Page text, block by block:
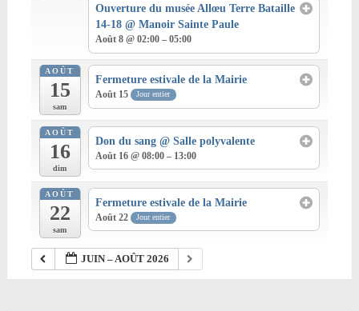
Ouverture du musée Allœu Terre Bataille
14-18@ Manoir Sainte Paule
Août 8 @ 02:00 – 05:00
AOÛT
15
sam
Fermeture estivale de la Mairie
Août 15 Jour entier
AOÛT
16
dim
Don du sang@ Salle polyvalente
Août 16 @ 08:00 – 13:00
AOÛT
22
sam
Fermeture estivale de la Mairie
Août 22 Jour entier
JUIN – AOÛT 2026